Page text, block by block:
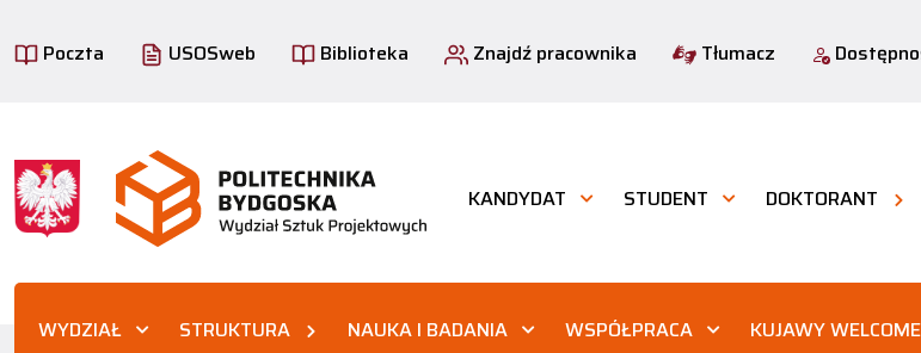
Poczta USOSweb Biblioteka Znajdź pracownika Tłumacz
KANDYDAT STUDENT DOKTORANT
WYDZIAŁ STRUKTURA NAUKA I BADANIA WSPÓŁPRACA KUJAWY